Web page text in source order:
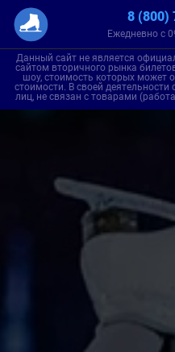
8 (800)
Ежедневно с
Данный сайт не является
сайтом вторичного рынка
шоу, стоимость которых может
стоимости. В своей
лиц, не связан с товарами